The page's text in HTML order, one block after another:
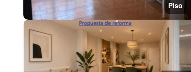
Piso